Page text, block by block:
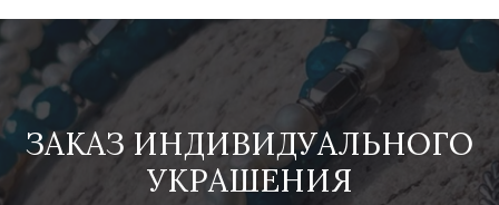
ЗАКАЗ ИНДИВИДУАЛЬНОГО
УКРАШЕНИЯ